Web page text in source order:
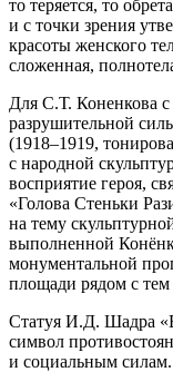
то теряется, то
и с точки зрения
красоты женского
сложенная,
Для С.Т. Коненкова с
разрушительной
(1918–1919,
с народной
восприятие героя,
«Голова Стеньки
на тему
выполненной
монументальной
площади рядом с тем
Статуя И.Д. Шадра
символ
и социальным